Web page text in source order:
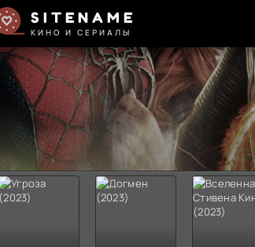
SITENAME
КИНО И СЕРИАЛЫ